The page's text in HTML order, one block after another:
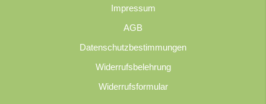
Impressum
AGB
Datenschutzbestimmungen
Widerrufsbelehrung
Widerrufsformular